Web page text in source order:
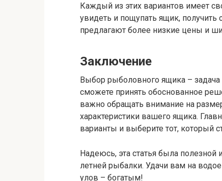
Каждый из этих вариантов имеет
увидеть и пощупать ящик, получить
предлагают более низкие цены и
Заключение
Выбор рыболовного ящика – задача
сможете принять обоснованное
важно обращать внимание на
характеристики вашего ящика.
варианты и выберите тот, который
Надеюсь, эта статья была
летней рыбалки. Удачи вам на
улов – богатым!